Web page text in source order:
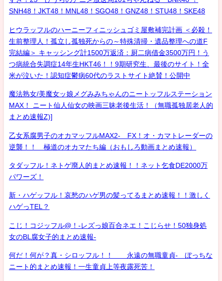
SNH48！JKT48！MNL48！SGO48！GNZ48！STU48！SKE48
ヒウラッフルのハーニーフィニッシュゴミ屋敷補完計画 ＜必殺！
生前整理人！孤立し孤独死からの～特殊清掃・遺品整理への道F
完結編＞ キャッシング計1500万返済：厨二病借金3500万円！う
つ病統合失調症14年生HKT46！！9期研究生、最後のサイト！全
米が泣いた！認知症鬱病60代のラストサイト絶賛！公開中
魔法熟女/美魔女ッ娘メグみみちゃんのニートッフルステーション
MAX！ ニート仙人仙女の映画三昧老後生活！（無職孤独居老人的
まとめ速報Z)]
乙女系腐男子のオカマッフルMAX2- FX！オ・カマトレーダーの
逆襲！！ 極道のオカマたち編（おもしろ動画まとめ速報）
タダッフル！ネトゲ廃人的まとめ速報！！ネット乞食DE2000万
パワーズ！
新・ハゲッフル！哀愁のハゲ男の髪ってるまとめ速報！！激しく
ハゲっTEL？
こじ！コジッフル@！-レズっ娘百合ネエ！こじらせ！50独身処
女のBL腐女子的まとめ速報-
何だ！何が？真・シロッフル！！ 永遠の無職童貞- ぼっちな
ニート的まとめ速報！一生童貞上等夜露死苦！